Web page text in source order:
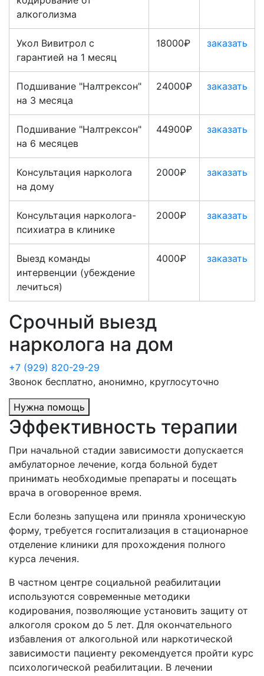
алкоголизма
Укол Вивитрол с
гарантией на 1 месяц
18000₽ заказать
Подшивание "Налтрексон"
на 3 месяца
24000₽ заказать
Подшивание "Налтрексон"
на 6 месяцев
44900₽ заказать
Консультация нарколога
на дому
2000₽ заказать
Консультация нарколога-
психиатра в клинике
2000₽ заказать
Выезд команды
интервенции (убеждение
лечиться)
4000₽ заказать
Срочный выезд
нарколога на дом
+7 (929) 820-29-29
Звонок бесплатно, анонимно, круглосуточно
Нужна помощь
Эффективность терапии
При начальной стадии зависимости допускается
амбулаторное лечение, когда больной будет
принимать необходимые препараты и посещать
врача в оговоренное время.
Если болезнь запущена или приняла хроническую
форму, требуется госпитализация в стационарное
отделение клиники для прохождения полного
курса лечения.
В частном центре социальной реабилитации
используются современные методики
кодирования, позволяющие установить защиту от
алкоголя сроком до 5 лет. Для окончательного
избавления от алкогольной или наркотической
зависимости пациенту рекомендуется пройти курс
психологической реабилитации. В лечении